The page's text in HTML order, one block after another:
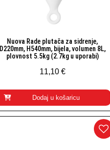
Brzi pogled
Nuova Rade plutača za sidrenje,
D220mm, H540mm, bijela, volumen 8L,
plovnost 5.5kg (2.7kg u uporabi)
11,10 €
Dodaj u košaricu